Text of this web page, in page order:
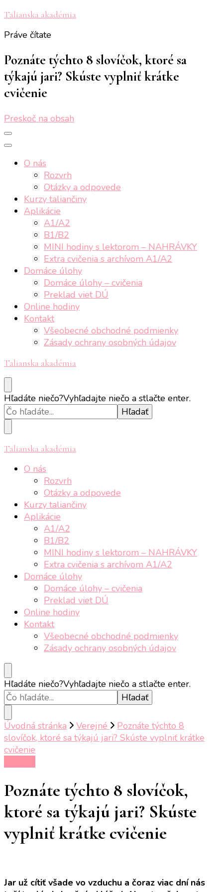
Talianska akadémia
Práve čítate
Poznáte týchto 8 slovíčok, ktoré sa
týkajú jari? Skúste vyplniť krátke
cvičenie
Preskoč na obsah
O nás
Rozvrh
Otázky a odpovede
Kurzy taliančiny
Aplikácie
A1/A2
B1/B2
MINI hodiny s lektorom – NAHRÁVKY
Extra cvičenia s archívom A1/A2
Domáce úlohy
Domáce úlohy – cvičenia
Preklad viet DÚ
Online hodiny
Kontakt
Všeobecné obchodné podmienky
Zásady ochrany osobných údajov
Talianska akadémia
Hľadáte niečo?Vyhľadajte niečo a stlačte enter.
Talianska akadémia
O nás
Rozvrh
Otázky a odpovede
Kurzy taliančiny
Aplikácie
A1/A2
B1/B2
MINI hodiny s lektorom – NAHRÁVKY
Extra cvičenia s archívom A1/A2
Domáce úlohy
Domáce úlohy – cvičenia
Preklad viet DÚ
Online hodiny
Kontakt
Všeobecné obchodné podmienky
Zásady ochrany osobných údajov
Hľadáte niečo?Vyhľadajte niečo a stlačte enter.
Úvodná stránka Verejné
Poznáte týchto 8
slovíčok, ktoré sa týkajú jari? Skúste vyplniť krátke
cvičenie
Poznáte týchto 8 slovíčok,
ktoré sa týkajú jari? Skúste
vyplniť krátke cvičenie
Jar už cítiť všade vo vzduchu a čoraz viac dní nás